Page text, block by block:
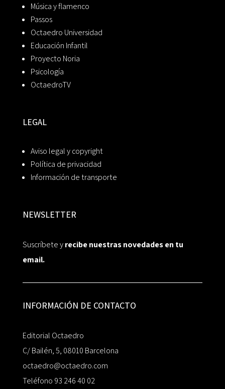
Música y flamenco
Passos
Octaedro Universidad
Educación Infantil
Proyecto Noria
Psicología
OctaedroTV
LEGAL
Aviso legal y copyright
Política de privacidad
Información de transporte
NEWSLETTER
Suscríbete yrecibe nuestras novedades en tu
email.
INFORMACIÓN DE CONTACTO
Editorial Octaedro
C/ Bailén, 5, 08010 Barcelona
octaedro@octaedro.com
Teléfono 93 246 40 02